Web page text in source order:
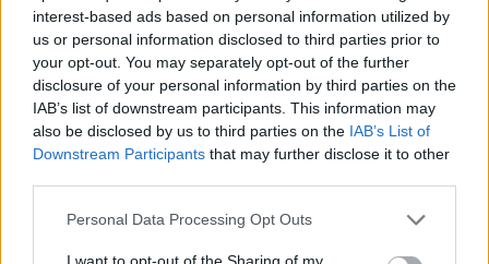
interest-based ads based on personal information utilized by
us or personal information disclosed to third parties prior to
your opt-out. You may separately opt-out of the further
disclosure of your personal information by third parties on the
IAB’s list of downstream participants. This information may
also be disclosed by us to third parties on the IAB’s List of
Downstream Participants that may further disclose it to other
Personal Data Processing Opt Outs
I want to opt-out of the Sharing of my
franquicia de Texas gestionó su estancia en el equipo.